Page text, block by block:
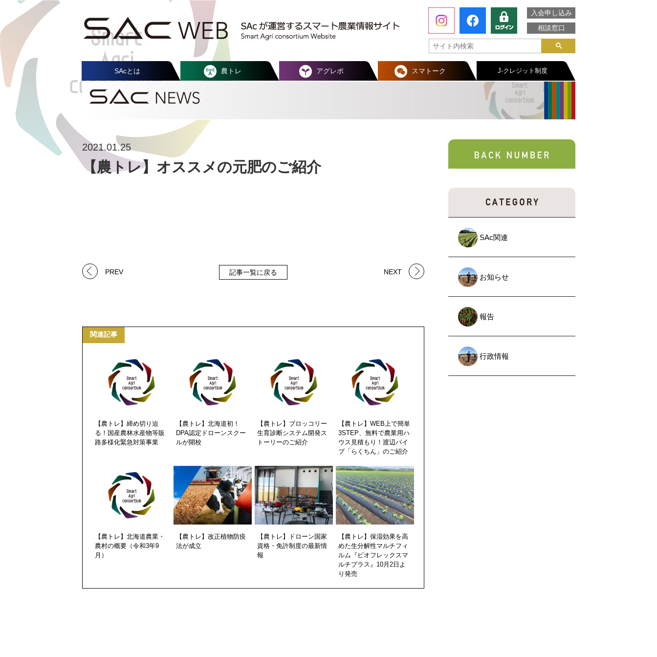
入会申し込み
相談窓口
SAcとは 農トレ アグレポ スマトーク J-クレジット制度
SAc関連
お知らせ
報告
行政情報
2021.01.25
【農トレ】オススメの元肥のご紹介
PREV 記事一覧に戻る NEXT
関連記事
【農トレ】締め切り迫
る！国産農林水産物等販
路多様化緊急対策事業
【農トレ】北海道初！
DPA認定ドローンスクー
ルが開校
【農トレ】ブロッコリー
生育診断システム開発ス
トーリーのご紹介
【農トレ】WEB上で簡単
3STEP、無料で農業用ハ
ウス見積もり！渡辺パイ
プ「らくちん」のご紹介
【農トレ】北海道農業・
農村の概要（令和3年9
月）
【農トレ】改正植物防疫
法が成立
【農トレ】ドローン国家
資格・免許制度の最新情
報
【農トレ】保湿効果を高
めた生分解性マルチフィ
ルム『ビオフレックスマ
ルチプラス』10月2日よ
り発売